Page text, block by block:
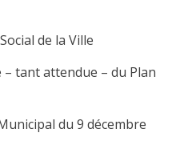
de la Ville
tant attendue – du Plan
du 9 décembre